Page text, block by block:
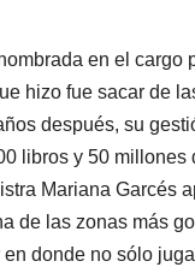
en el
hizo fue sacar de
después, su
libros y 50
Mariana Garcés
de las zonas más
donde no sólo